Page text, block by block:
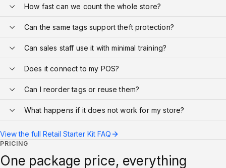
How fast can we count the whole store?
Can the same tags support theft protection?
Can sales staff use it with minimal training?
Does it connect to my POS?
Can I reorder tags or reuse them?
What happens if it does not work for my store?
View the full Retail Starter Kit FAQ
PRICING
One package price, everything